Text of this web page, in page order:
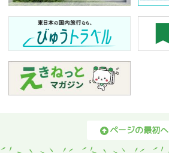
ページの最初へ